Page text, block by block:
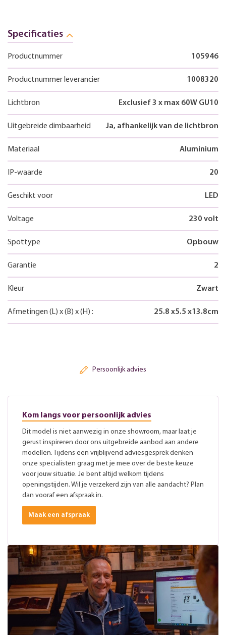
Specificaties
Productnummer 105946
Productnummer leverancier 1008320
Lichtbron Exclusief 3 x max 60W GU10
Uitgebreide dimbaarheid Ja, afhankelijk van de lichtbron
Materiaal Aluminium
IP-waarde 20
Geschikt voor LED
Voltage 230 volt
Spottype Opbouw
Garantie 2
Kleur Zwart
Afmetingen (L) x(B) x(H) : 25.8 x5.5 x13.8cm
Persoonlijk advies
Kom langs voor persoonlijk advies
Dit model is niet aanwezig in onze showroom, maar laat je
gerust inspireren door ons uitgebreide aanbod aan andere
modellen. Tijdens een vrijblijvend adviesgesprek denken
onze specialisten graag met je mee over de beste keuze
voor jouw situatie. Je bent altijd welkom tijdens
openingstijden. Wil je verzekerd zijn van alle aandacht? Plan
dan vooraf een afspraak in.
Maak een afspraak